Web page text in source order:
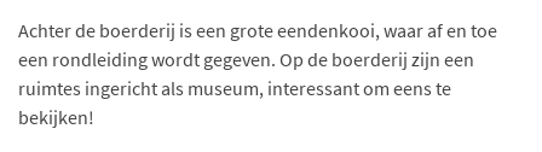
Achter de boerderij is een grote eendenkooi, waar af en toe
een rondleiding wordt gegeven. Op de boerderij zijn een
ruimtes ingericht als museum, interessant om eens te
bekijken!